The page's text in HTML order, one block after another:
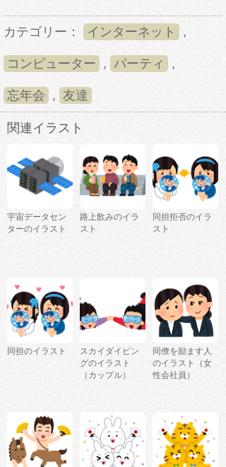
カテゴリー： インターネット ,
コンピューター , パーティ ,
忘年会 , 友達
関連イラスト
宇宙データセン
ターのイラスト
路上飲みのイラ
スト
同担拒否のイラ
スト
同担のイラスト
スカイダイビン
グのイラスト
（カップル）
同僚を励ます人
のイラスト（女
性会社員）